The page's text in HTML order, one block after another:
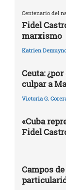
Centenario del
Fidel
marxismo
Katrien
Ceuta:
culpar a
Victoria G.
«Cuba
Fidel
Campos